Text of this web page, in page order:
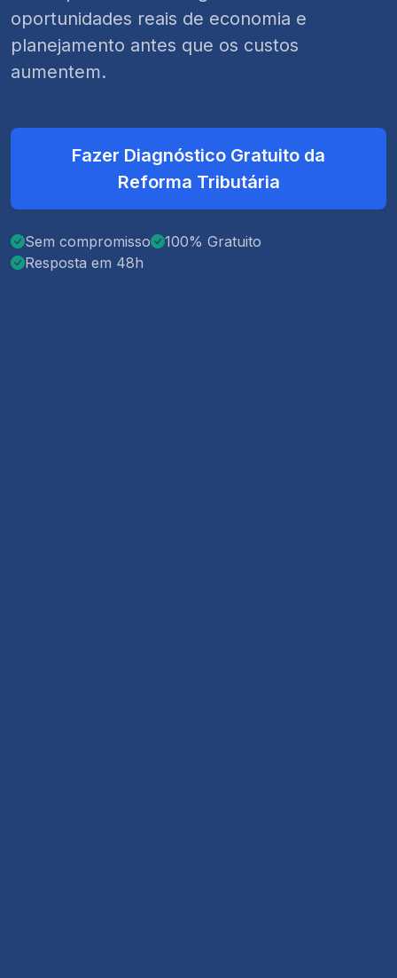
oportunidades reais de economia e
planejamento antes que os custos
aumentem.
Fazer Diagnóstico Gratuito da
Reforma Tributária
Sem compromisso
100% Gratuito
Resposta em 48h